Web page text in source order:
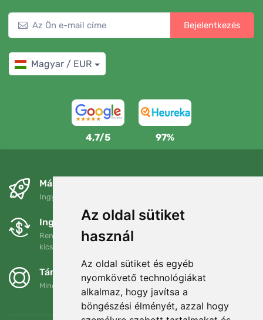
Az oldal sütiket
használ
Az oldal sütiket és egyéb
nyomkövető technológiákat
alkalmaz, hogy javítsa a
böngészési élményét, azzal hogy
Bejelentkezés
Magyar / EUR
4,7/5 97%
Másnapra és ingyenesen
Ingyenes szállítás a következő összeg felett: 80 EUR
Ingyenes csere és visszaküldés
Rendelését 90 napon belül bármikor visszaküldheti vagy
kicserélheti.
Támogatjuk a Trees.org-ot
Minden megrendelésért ültetünk egy fát! Bővebben